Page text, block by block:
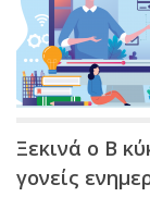
Ξεκινά ο Β
γονείς